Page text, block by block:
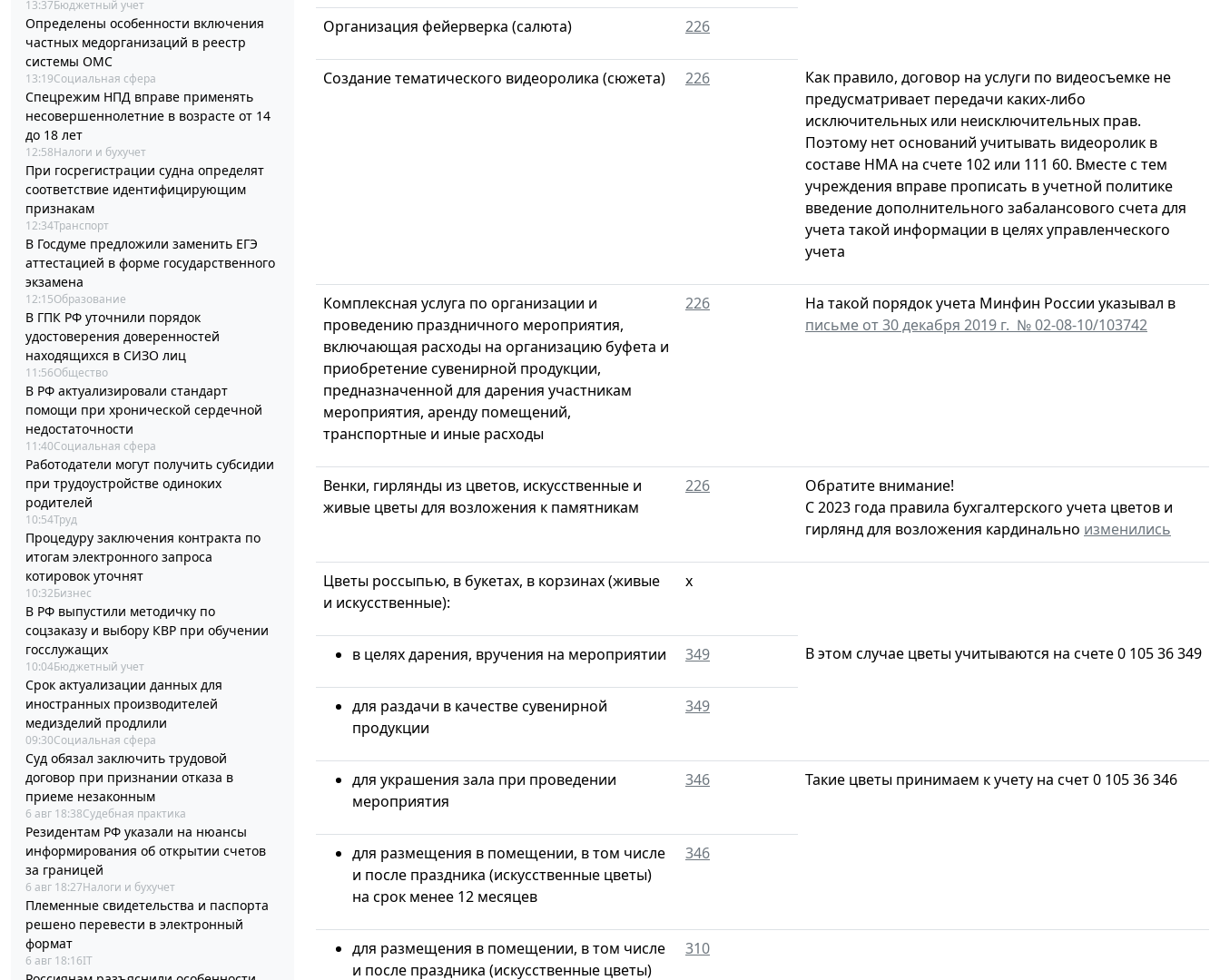
13:37Бюджетный учет
Определены особенности включения
частных медорганизаций в реестр
системы ОМС
13:19Социальная сфера
Спецрежим НПД вправе применять
несовершеннолетние в возрасте от 14
до 18 лет
12:58Налоги и бухучет
При госрегистрации судна определят
соответствие идентифицирующим
признакам
12:34Транспорт
В Госдуме предложили заменить ЕГЭ
аттестацией в форме государственного
экзамена
12:15Образование
В ГПК РФ уточнили порядок
удостоверения доверенностей
находящихся в СИЗО лиц
11:56Общество
В РФ актуализировали стандарт
помощи при хронической сердечной
недостаточности
11:40Социальная сфера
Работодатели могут получить субсидии
при трудоустройстве одиноких
родителей
10:54Труд
Процедуру заключения контракта по
итогам электронного запроса
котировок уточнят
10:32Бизнес
В РФ выпустили методичку по
соцзаказу и выбору КВР при обучении
госслужащих
10:04Бюджетный учет
Срок актуализации данных для
иностранных производителей
медизделий продлили
09:30Социальная сфера
Суд обязал заключить трудовой
договор при признании отказа в
приеме незаконным
6 авг 18:38Судебная практика
Резидентам РФ указали на нюансы
информирования об открытии счетов
за границей
6 авг 18:27Налоги и бухучет
Племенные свидетельства и паспорта
решено перевести в электронный
формат
6 авг 18:16IT
Организация фейерверка (салюта) 226
Создание тематического видеоролика (сюжета) 226
Как правило, договор на услуги по видеосъемке не
предусматривает передачи каких-либо
исключительных или неисключительных прав.
Поэтому нет оснований учитывать видеоролик в
составе НМА на счете 102 или 111 60. Вместе с тем
учреждения вправе прописать в учетной политике
введение дополнительного забалансового счета для
учета такой информации в целях управленческого
учета
Комплексная услуга по организации и
проведению праздничного мероприятия,
включающая расходы на организацию буфета и
приобретение сувенирной продукции,
предназначенной для дарения участникам
мероприятия, аренду помещений,
транспортные и иные расходы
226
На такой порядок учета Минфин России указывал в
письме от 30 декабря 2019 г. № 02-08-10/103742
Венки, гирлянды из цветов, искусственные и
живые цветы для возложения к памятникам
226
Обратите внимание!
С 2023 года правила бухгалтерского учета цветов и
гирлянд для возложения кардинально изменились
Цветы россыпью, в букетах, в корзинах (живые
и искусственные):
х
в целях дарения, вручения на мероприятии 349 В этом случае цветы учитываются на счете 0 105 36 349
для раздачи в качестве сувенирной
продукции
349
для украшения зала при проведении
мероприятия
346 Такие цветы принимаем к учету на счет 0 105 36 346
для размещения в помещении, в том числе
и после праздника (искусственные цветы)
на срок менее 12 месяцев
346
для размещения в помещении, в том числе
и после праздника (искусственные цветы)
310